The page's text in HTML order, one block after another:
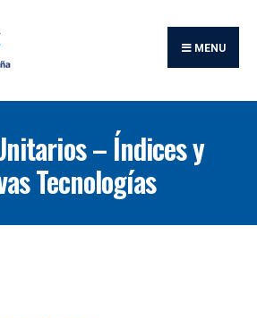
MENU
– Índices y
Tecnologías